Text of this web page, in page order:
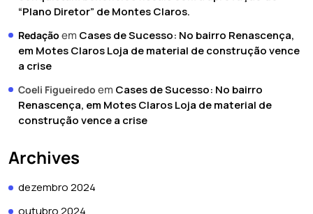
“Plano Diretor” de Montes Claros.
Redação em Cases de Sucesso: No bairro Renascença,
em Motes Claros Loja de material de construção vence
a crise
Coeli Figueiredo em Cases de Sucesso: No bairro
Renascença, em Motes Claros Loja de material de
construção vence a crise
Archives
dezembro 2024